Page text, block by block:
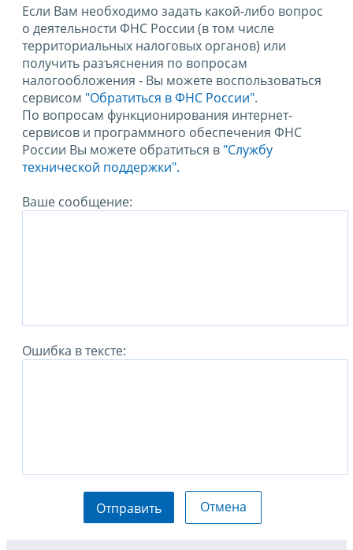
Если Вам необходимо задать какой-либо вопрос
о деятельности ФНС России (в том числе
территориальных налоговых органов) или
получить разъяснения по вопросам
налогообложения - Вы можете воспользоваться
сервисом "Обратиться в ФНС России".
По вопросам функционирования интернет-
сервисов и программного обеспечения ФНС
России Вы можете обратиться в "Службу
технической поддержки".
Ваше сообщение:
Ошибка в тексте:
Отправить Отмена